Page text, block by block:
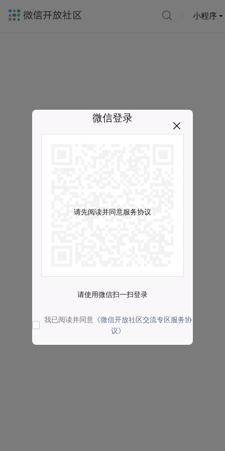
小程序
微信登录
请先阅读并同意服务协议
请使用微信扫一扫登录
我已阅读并同意 《微信开放社区交流专区服务协
议》